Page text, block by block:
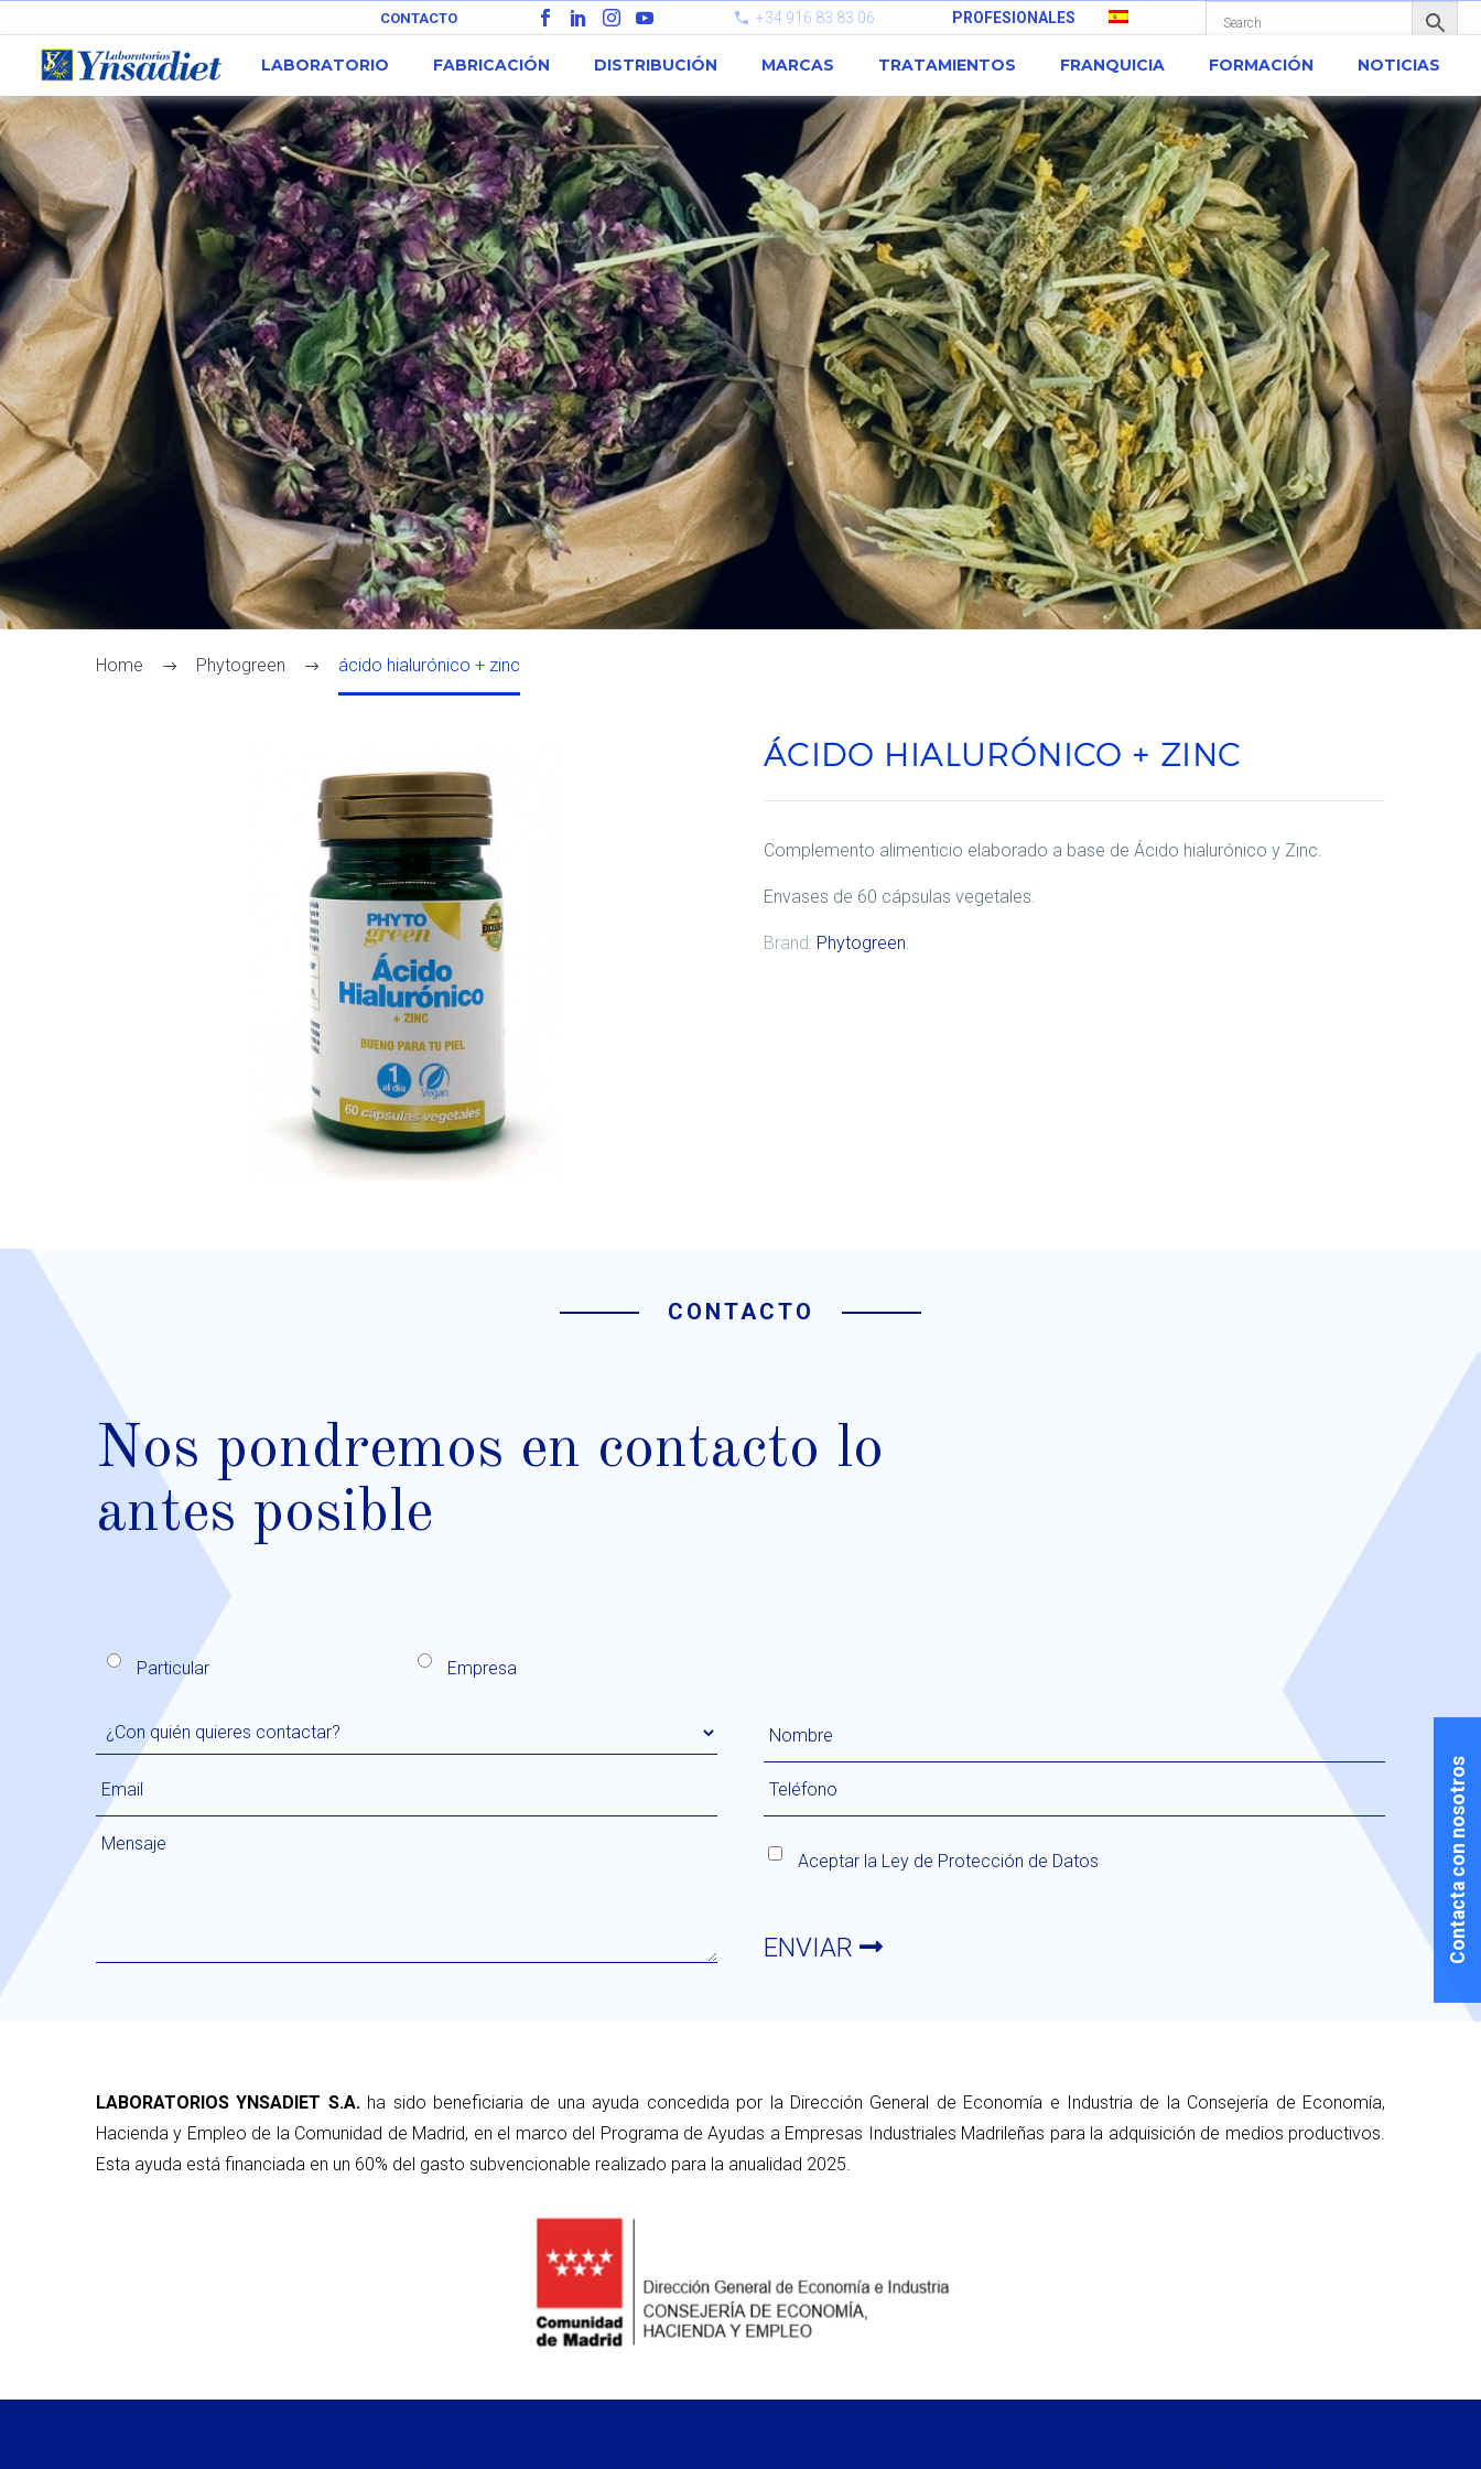
CONTACTO +34 916 83 83 06 PROFESIONALES
LABORATORIO FABRICACIÓN DISTRIBUCIÓN MARCAS TRATAMIENTOS FRANQUICIA FORMACIÓN NOTICIAS
Home Phytogreen ácido hialurónico + zinc
ÁCIDO HIALURÓNICO + ZINC
Complemento alimenticio elaborado a base de Ácido hialurónico y Zinc.
Envases de 60 cápsulas vegetales.
Brand: Phytogreen
CONTACTO
Nos pondremos en contacto lo
antes posible
Particular Empresa
Aceptar la Ley de Protección de Datos
ENVIAR
LABORATORIOS YNSADIET S.A. ha sido beneficiaria de una ayuda concedida por la Dirección General de Economía e Industria de la Consejería de Economía,
Hacienda y Empleo de la Comunidad de Madrid, en el marco del Programa de Ayudas a Empresas Industriales Madrileñas para la adquisición de medios productivos.
Esta ayuda está financiada en un 60% del gasto subvencionable realizado para la anualidad 2025.
Contacta con nosotros